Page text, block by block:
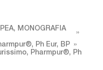
MONOGRAFIA
Ph Eur, BP
Pharmpur®, Ph